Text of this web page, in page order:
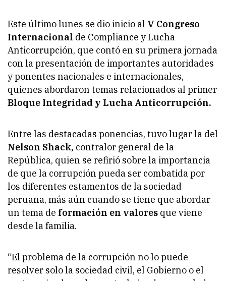
Este último lunes se dio inicio al V Congreso
Internacional de Compliance y Lucha
Anticorrupción, que contó en su primera jornada
con la presentación de importantes autoridades
y ponentes nacionales e internacionales,
quienes abordaron temas relacionados al primer
Bloque Integridad y Lucha Anticorrupción.
Entre las destacadas ponencias, tuvo lugar la del
Nelson Shack, contralor general de la
República, quien se refirió sobre la importancia
de que la corrupción pueda ser combatida por
los diferentes estamentos de la sociedad
peruana, más aún cuando se tiene que abordar
un tema de formación en valores que viene
desde la familia.
“El problema de la corrupción no lo puede
resolver solo la sociedad civil, el Gobierno o el